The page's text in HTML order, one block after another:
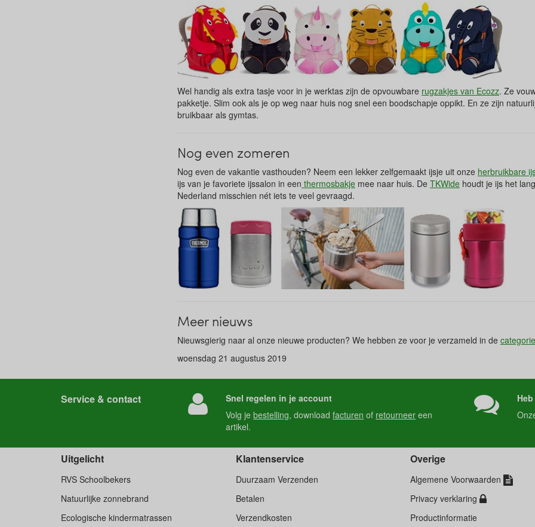
Wel handig als extra tasje voor in je werktas zijn de opvouwbare rugzakjes van Ecozz. Ze
pakketje. Slim ook als je op weg naar huis nog snel een boodschapje oppikt. En ze zijn
bruikbaar als gymtas.
Nog even zomeren
Nog even de vakantie vasthouden? Neem een lekker zelfgemaakt ijsje uit onze herbruikbare
ijs van je favoriete ijssalon in een thermosbakje mee naar huis. De TKWide houdt je ijs het
Nederland misschien nét iets te veel gevraagd.
Meer nieuws
Nieuwsgierig naar al onze nieuwe producten? We hebben ze voor je verzameld in de
woensdag 21 augustus 2019
Service & contact
Snel regelen in je account
Volg jebestelling, downloadfacturen of retourneer een
artikel.
Klantenservice
Duurzaam Verzenden
Betalen
Verzendkosten
Uitgelicht
RVS Schoolbekers
Natuurlijke zonnebrand
Ecologische kindermatrassen
Overige
Algemene Voorwaarden
Privacy verklaring
Productinformatie